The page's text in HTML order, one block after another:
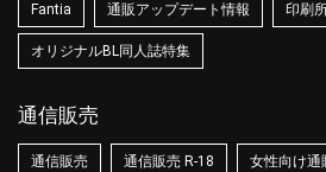
Fantia 通販アップデート情報 印刷
オリジナルBL同人誌特集
通信販売
通信販売 通信販売 R-18 女性向け通